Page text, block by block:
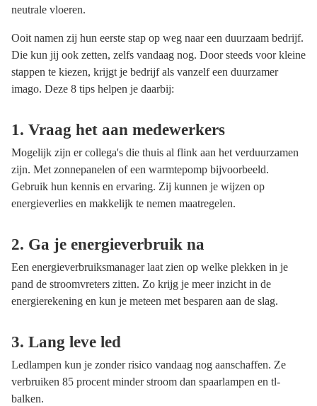
neutrale vloeren.
Ooit namen zij hun eerste stap op weg naar een duurzaam bedrijf.
Die kun jij ook zetten, zelfs vandaag nog. Door steeds voor kleine
stappen te kiezen, krijgt je bedrijf als vanzelf een duurzamer
imago. Deze 8 tips helpen je daarbij:
1. Vraag het aan medewerkers
Mogelijk zijn er collega's die thuis al flink aan het verduurzamen
zijn. Met zonnepanelen of een warmtepomp bijvoorbeeld.
Gebruik hun kennis en ervaring. Zij kunnen je wijzen op
energieverlies en makkelijk te nemen maatregelen.
2. Ga je energieverbruik na
Een energieverbruiksmanager laat zien op welke plekken in je
pand de stroomvreters zitten. Zo krijg je meer inzicht in de
energierekening en kun je meteen met besparen aan de slag.
3. Lang leve led
Ledlampen kun je zonder risico vandaag nog aanschaffen. Ze
verbruiken 85 procent minder stroom dan spaarlampen en tl-
balken.